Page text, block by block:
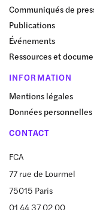
Communiqués de
Publications
Événements
Ressources et
INFORMATION
Mentions légales
Données personnelles
CONTACT
FCA
77 rue de Lourmel
75015 Paris
01 44 37 02 00